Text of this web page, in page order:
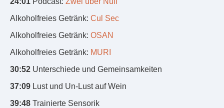
Alkoholfreies Getränk: Cul Sec
Alkoholfreies Getränk: OSAN
Alkoholfreies Getränk: MURI
30:52 Unterschiede und Gemeinsamkeiten
37:09 Lust und Un-Lust auf Wein
39:48 Trainierte Sensorik